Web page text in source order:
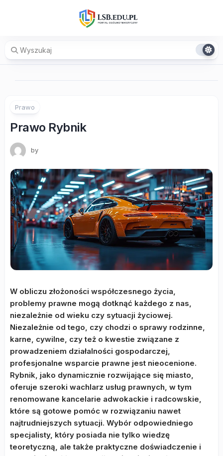
Prawo
Prawo Rybnik
by
W obliczu złożoności współczesnego życia,
problemy prawne mogą dotknąć każdego z nas,
niezależnie od wieku czy sytuacji życiowej.
Niezależnie od tego, czy chodzi o sprawy rodzinne,
karne, cywilne, czy też o kwestie związane z
prowadzeniem działalności gospodarczej,
profesjonalne wsparcie prawne jest nieocenione.
Rybnik, jako dynamicznie rozwijające się miasto,
oferuje szeroki wachlarz usług prawnych, w tym
renomowane kancelarie adwokackie i radcowskie,
które są gotowe pomóc w rozwiązaniu nawet
najtrudniejszych sytuacji. Wybór odpowiedniego
specjalisty, który posiada nie tylko wiedzę
teoretyczną, ale także praktyczne doświadczenie i